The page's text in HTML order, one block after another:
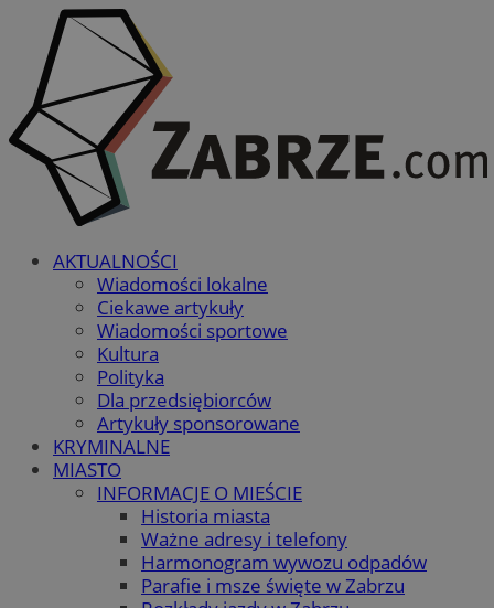
AKTUALNOŚCI
Wiadomości lokalne
Ciekawe artykuły
Wiadomości sportowe
Kultura
Polityka
Dla przedsiębiorców
Artykuły sponsorowane
KRYMINALNE
MIASTO
INFORMACJE O MIEŚCIE
Historia miasta
Ważne adresy i telefony
Harmonogram wywozu odpadów
Parafie i msze święte w Zabrzu